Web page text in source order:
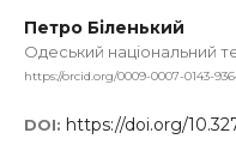
Петро Біленький
Одеський національний
https://orcid.org/0009-0007-0143-
DOI: https://doi.org/